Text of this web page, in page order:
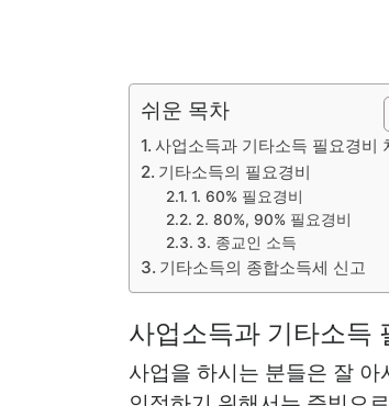
쉬운 목차
사업소득과 기타소득 필요경비
기타소득의 필요경비
1. 60% 필요경비
2. 80%, 90% 필요경비
3. 종교인 소득
기타소득의 종합소득세 신고
사업소득과 기타소득
사업을 하시는 분들은 잘